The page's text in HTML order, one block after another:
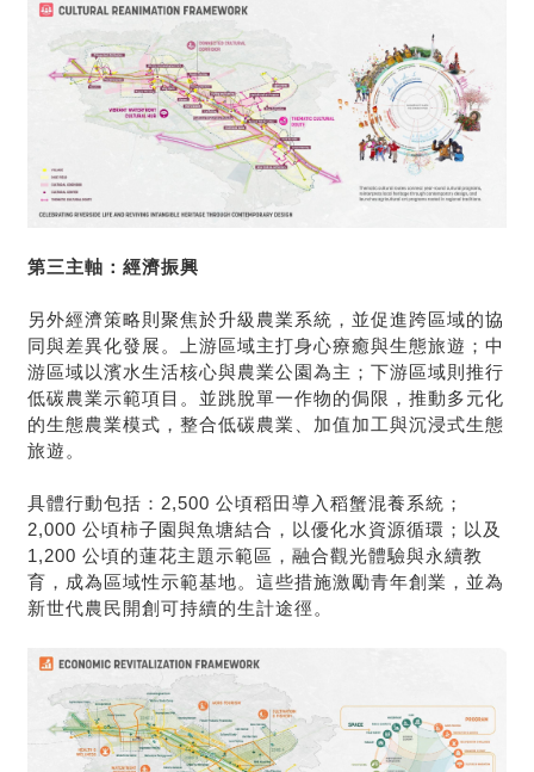
第三主軸：經濟振興
另外經濟策略則聚焦於升級農業系統，並促進跨區域的協
同與差異化發展。上游區域主打身心療癒與生態旅遊；中
游區域以濱水生活核心與農業公園為主；下游區域則推行
低碳農業示範項目。並跳脫單一作物的侷限，推動多元化
的生態農業模式，整合低碳農業、加值加工與沉浸式生態
旅遊。
具體行動包括：2,500 公頃稻田導入稻蟹混養系統；
2,000 公頃柿子園與魚塘結合，以優化水資源循環；以及
1,200 公頃的蓮花主題示範區，融合觀光體驗與永續教
育，成為區域性示範基地。這些措施激勵青年創業，並為
新世代農民開創可持續的生計途徑。